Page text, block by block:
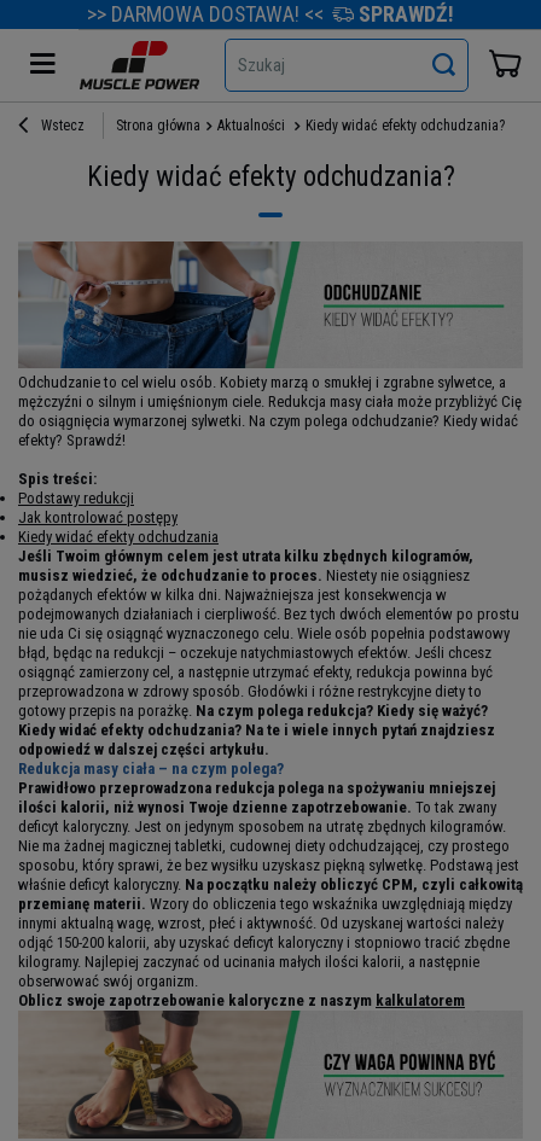
>> DARMOWA DOSTAWA! << SPRAWDŹ!
Szukaj
Wstecz Strona główna Aktualności Kiedy widać efekty odchudzania?
Kiedy widać efekty odchudzania?
Odchudzanie to cel wielu osób. Kobiety marzą o smukłej i zgrabne sylwetce, a
mężczyźni o silnym i umięśnionym ciele. Redukcja masy ciała może przybliżyć Cię
do osiągnięcia wymarzonej sylwetki. Na czym polega odchudzanie? Kiedy widać
efekty? Sprawdź!
Spis treści:
Podstawy redukcji
Jak kontrolować postępy
Kiedy widać efekty odchudzania
Jeśli Twoim głównym celem jest utrata kilku zbędnych kilogramów,
musisz wiedzieć, że odchudzanie to proces. Niestety nie osiągniesz
pożądanych efektów w kilka dni. Najważniejsza jest konsekwencja w
podejmowanych działaniach i cierpliwość. Bez tych dwóch elementów po prostu
nie uda Ci się osiągnąć wyznaczonego celu. Wiele osób popełnia podstawowy
błąd, będąc na redukcji – oczekuje natychmiastowych efektów. Jeśli chcesz
osiągnąć zamierzony cel, a następnie utrzymać efekty, redukcja powinna być
przeprowadzona w zdrowy sposób. Głodówki i różne restrykcyjne diety to
gotowy przepis na porażkę. Na czym polega redukcja? Kiedy się ważyć?
Kiedy widać efekty odchudzania? Na te i wiele innych pytań znajdziesz
odpowiedź w dalszej części artykułu.
Redukcja masy ciała – na czym polega?
Prawidłowo przeprowadzona redukcja polega na spożywaniu mniejszej
ilości kalorii, niż wynosi Twoje dzienne zapotrzebowanie. To tak zwany
deficyt kaloryczny. Jest on jedynym sposobem na utratę zbędnych kilogramów.
Nie ma żadnej magicznej tabletki, cudownej diety odchudzającej, czy prostego
sposobu, który sprawi, że bez wysiłku uzyskasz piękną sylwetkę. Podstawą jest
właśnie deficyt kaloryczny. Na początku należy obliczyć CPM, czyli całkowitą
przemianę materii. Wzory do obliczenia tego wskaźnika uwzględniają między
innymi aktualną wagę, wzrost, płeć i aktywność. Od uzyskanej wartości należy
odjąć 150-200 kalorii, aby uzyskać deficyt kaloryczny i stopniowo tracić zbędne
kilogramy. Najlepiej zaczynać od ucinania małych ilości kalorii, a następnie
obserwować swój organizm.
Oblicz swoje zapotrzebowanie kaloryczne z naszym kalkulatorem